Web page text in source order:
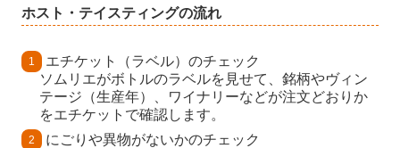
ホスト・テイスティングの流れ
エチケット（ラベル）のチェック
ソムリエがボトルのラベルを見せて、銘柄やヴィン
テージ（生産年）、ワイナリーなどが注文どおりか
をエチケットで確認します。
にごりや異物がないかのチェック